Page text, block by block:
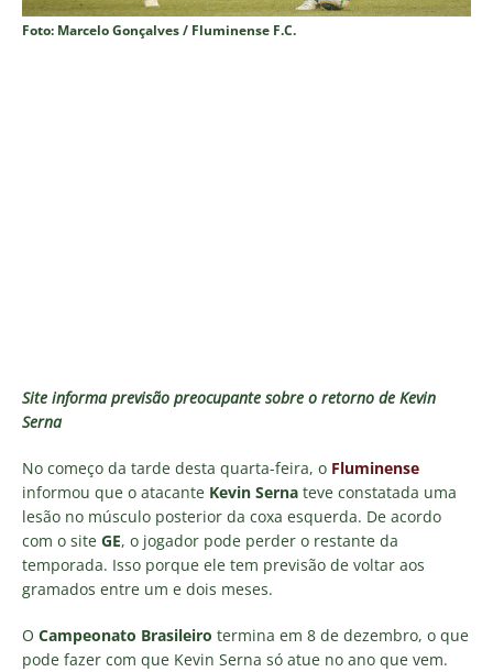
Foto: Marcelo Gonçalves / Fluminense F.C.
Site informa previsão preocupante sobre o retorno de Kevin
Serna
No começo da tarde desta quarta-feira, o Fluminense
informou que o atacante Kevin Serna teve constatada uma
lesão no músculo posterior da coxa esquerda. De acordo
com o site GE, o jogador pode perder o restante da
temporada. Isso porque ele tem previsão de voltar aos
gramados entre um e dois meses.
O Campeonato Brasileiro termina em 8 de dezembro, o que
pode fazer com que Kevin Serna só atue no ano que vem.